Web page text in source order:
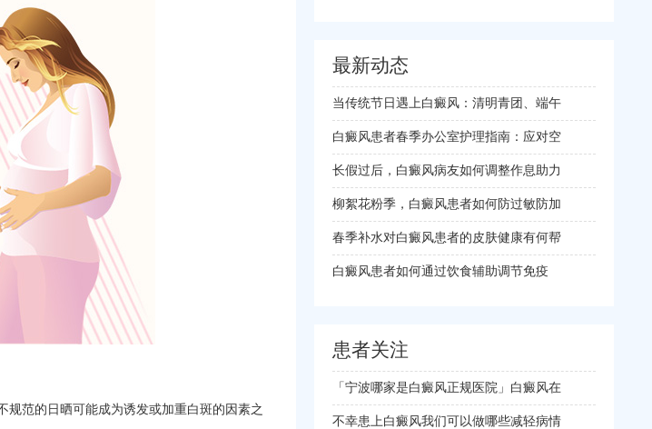
范的日晒可能成为诱发或加重白斑的因素之
最新动态
当传统节日遇上白癜风：清明青团、端午
白癜风患者春季办公室护理指南：应对空
长假过后，白癜风病友如何调整作息助力
柳絮花粉季，白癜风患者如何防过敏防加
春季补水对白癜风患者的皮肤健康有何帮
白癜风患者如何通过饮食辅助调节免疫
患者关注
「宁波哪家是白癜风正规医院」白癜风在
不幸患上白癜风我们可以做哪些减轻病情